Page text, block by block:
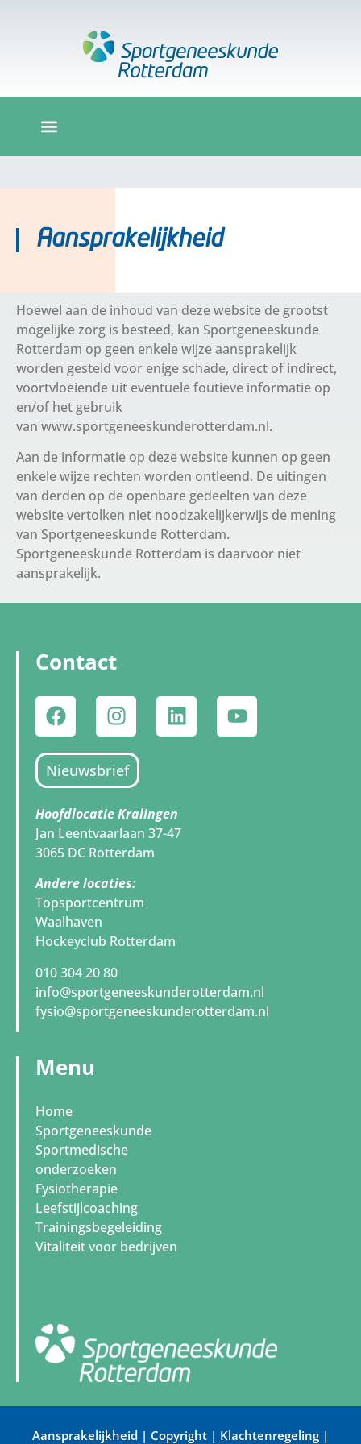
Aansprakelijkheid
Hoewel aan de inhoud van deze website de grootst
mogelijke zorg is besteed, kan Sportgeneeskunde
Rotterdam op geen enkele wijze aansprakelijk
worden gesteld voor enige schade, direct of indirect,
voortvloeiende uit eventuele foutieve informatie op
en/of het gebruik
van www.sportgeneeskunderotterdam.nl.
Aan de informatie op deze website kunnen op geen
enkele wijze rechten worden ontleend. De uitingen
van derden op de openbare gedeelten van deze
website vertolken niet noodzakelijkerwijs de mening
van Sportgeneeskunde Rotterdam.
Sportgeneeskunde Rotterdam is daarvoor niet
aansprakelijk.
Contact
Nieuwsbrief
Hoofdlocatie Kralingen
Jan Leentvaarlaan 37-47
3065 DC Rotterdam
Andere locaties:
Topsportcentrum
Waalhaven
Hockeyclub Rotterdam
010 304 20 80
info@sportgeneeskunderotterdam.nl
fysio@sportgeneeskunderotterdam.nl
Menu
Home
Sportgeneeskunde
Sportmedische
onderzoeken
Fysiotherapie
Leefstijlcoaching
Trainingsbegeleiding
Vitaliteit voor bedrijven
Aansprakelijkheid | Copyright | Klachtenregeling |